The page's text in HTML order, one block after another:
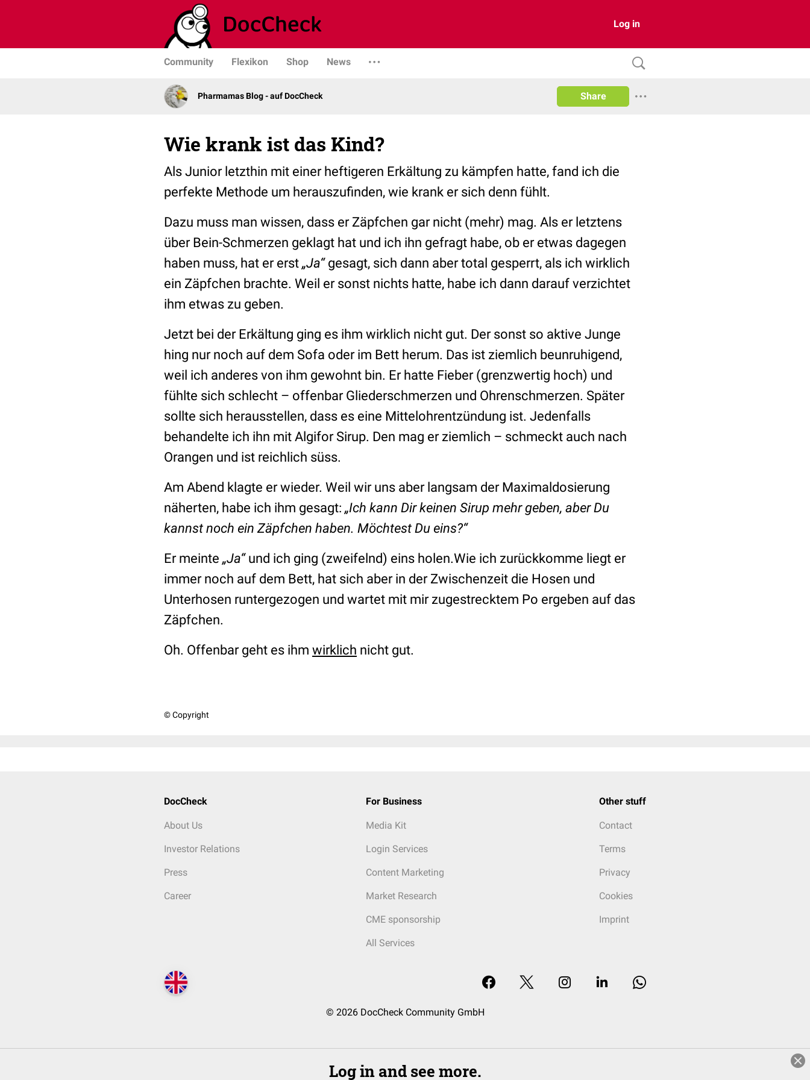
Log in
Community Flexikon Shop News
Pharmamas Blog - auf DocCheck Share
Wie krank ist das Kind?
Als Junior letzthin mit einer heftigeren Erkältung zu kämpfen hatte, fand ich die
perfekte Methode um herauszufinden, wie krank er sich denn fühlt.
Dazu muss man wissen, dass er Zäpfchen gar nicht (mehr) mag. Als er letztens
über Bein-Schmerzen geklagt hat und ich ihn gefragt habe, ob er etwas dagegen
haben muss, hat er erst „Ja“ gesagt, sich dann aber total gesperrt, als ich wirklich
ein Zäpfchen brachte. Weil er sonst nichts hatte, habe ich dann darauf verzichtet
ihm etwas zu geben.
Jetzt bei der Erkältung ging es ihm wirklich nicht gut. Der sonst so aktive Junge
hing nur noch auf dem Sofa oder im Bett herum. Das ist ziemlich beunruhigend,
weil ich anderes von ihm gewohnt bin. Er hatte Fieber (grenzwertig hoch) und
fühlte sich schlecht – offenbar Gliederschmerzen und Ohrenschmerzen. Später
sollte sich herausstellen, dass es eine Mittelohrentzündung ist. Jedenfalls
behandelte ich ihn mit Algifor Sirup. Den mag er ziemlich – schmeckt auch nach
Orangen und ist reichlich süss.
Am Abend klagte er wieder. Weil wir uns aber langsam der Maximaldosierung
näherten, habe ich ihm gesagt: „Ich kann Dir keinen Sirup mehr geben, aber Du
kannst noch ein Zäpfchen haben. Möchtest Du eins?“
Er meinte „Ja“ und ich ging (zweifelnd) eins holen.Wie ich zurückkomme liegt er
immer noch auf dem Bett, hat sich aber in der Zwischenzeit die Hosen und
Unterhosen runtergezogen und wartet mit mir zugestrecktem Po ergeben auf das
Zäpfchen.
Oh. Offenbar geht es ihm wirklich nicht gut.
© Copyright
DocCheck
About Us
Investor Relations
Press
Career
For Business
Media Kit
Login Services
Content Marketing
Market Research
CME sponsorship
All Services
Other stuff
Contact
Terms
Privacy
Cookies
Imprint
© 2026 DocCheck Community GmbH
Log in and see more.